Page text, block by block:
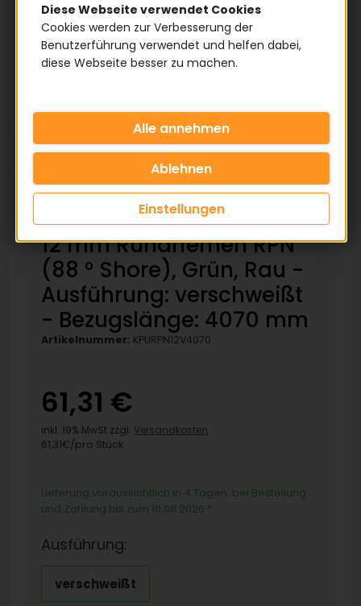
12 mm Rundriemen RPN
(88 ° Shore), Grün, Rau -
Ausführung: verschweißt
- Bezugslänge: 4070 mm
Artikelnummer: KPURPN12V4070
61,31 €
inkl. 19% MwSt zzgl. Versandkosten
61,31€/pro Stück
Lieferung voraussichtlich in 4 Tagen, bei Bestellung
und Zahlung bis zum 10.08.2026 *
Ausführung:
verschweißt
Diese Webseite verwendet Cookies
Cookies werden zur Verbesserung der
Benutzerführung verwendet und helfen dabei,
diese Webseite besser zu machen.
Einstellungen